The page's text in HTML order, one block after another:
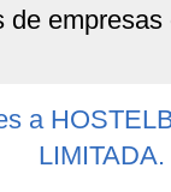
de
a
LIMITADA.